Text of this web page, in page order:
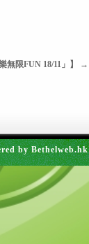
無限FUN 18/11」】 →
byBethelweb.hk